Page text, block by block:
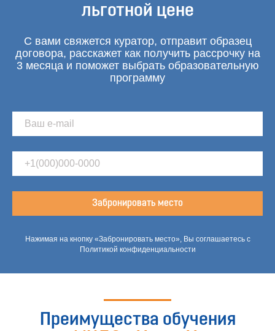
льготной цене
С вами свяжется куратор, отправит образец
договора, расскажет как получить рассрочку на
3 месяца и поможет выбрать образовательную
программу
Забронировать место
Нажимая на кнопку «Забронировать место», Вы соглашаетесь с
Политикой конфиденциальности
Преимущества обучения